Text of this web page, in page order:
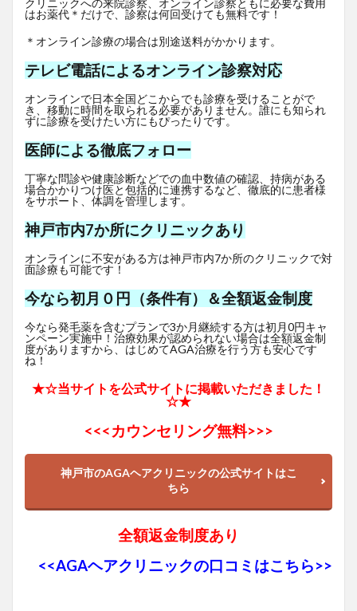
クリニックへの来院診察、オンライン診察ともに必要な費用
はお薬代＊だけで、診察は何回受けても無料です！
＊オンライン診療の場合は別途送料がかかります。
テレビ電話によるオンライン診察対応
オンラインで日本全国どこからでも診療を受けることがで
き、移動に時間を取られる必要がありません。誰にも知られ
ずに診療を受けたい方にもぴったりです。
医師による徹底フォロー
丁寧な問診や健康診断などでの血中数値の確認、持病がある
場合かかりつけ医と包括的に連携するなど、徹底的に患者様
をサポート、体調を管理します。
神戸市内7か所にクリニックあり
オンラインに不安がある方は神戸市内7か所のクリニックで対
面診療も可能です！
今なら初月０円（条件有）＆全額返金制度
今なら発毛薬を含むプランで3か月継続する方は初月0円キャ
ンペーン実施中！治療効果が認められない場合は全額返金制
度がありますから、はじめてAGA治療を行う方も安心です
ね！
★☆当サイトを公式サイトに掲載いただきました！
☆★
<<<カウンセリング無料>>>
神戸市のAGAヘアクリニックの公式サイトはこ
ちら
全額返金制度あり
<<AGAヘアクリニックの口コミはこちら>>